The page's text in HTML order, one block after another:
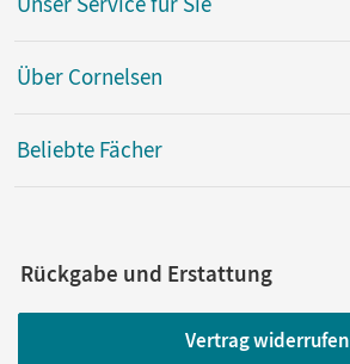
Über Cornelsen
Beliebte Fächer
Rückgabe und Erstattung
Vertrag widerrufen